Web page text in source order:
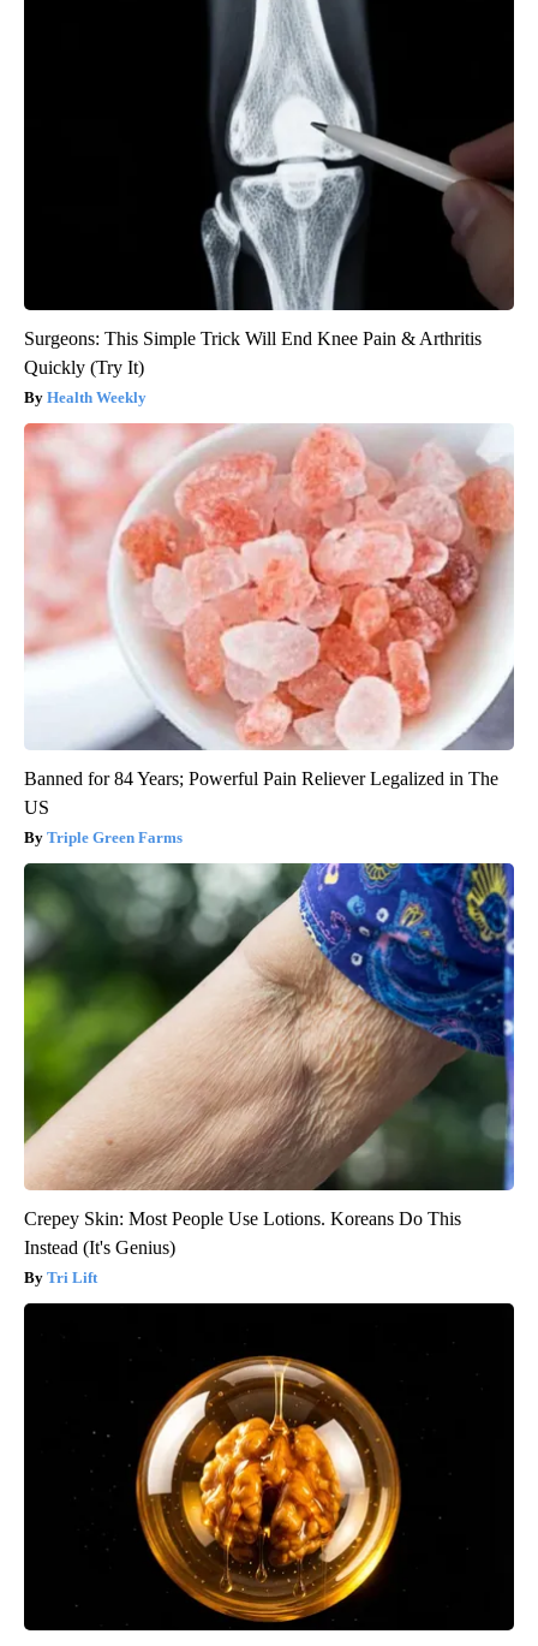
Surgeons: This Simple Trick Will End Knee Pain & Arthritis
Quickly (Try It)
Health Weekly
Banned for 84 Years; Powerful Pain Reliever Legalized in The
US
Triple Green Farms
Crepey Skin: Most People Use Lotions. Koreans Do This
Instead (It's Genius)
Tri Lift